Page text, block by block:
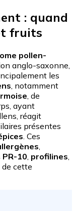
: quand
fruits
pollen-
anglo-saxonne,
les
, notamment
, de
ayant
réagit
présentes
. Ces
,
PR-10, profilines,
cette